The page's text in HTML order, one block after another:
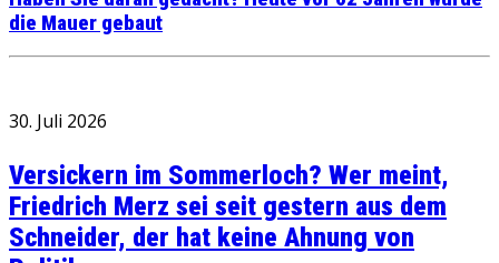
die Mauer gebaut
30. Juli 2026
Versickern im Sommerloch? Wer meint,
Friedrich Merz sei seit gestern aus dem
Schneider, der hat keine Ahnung von